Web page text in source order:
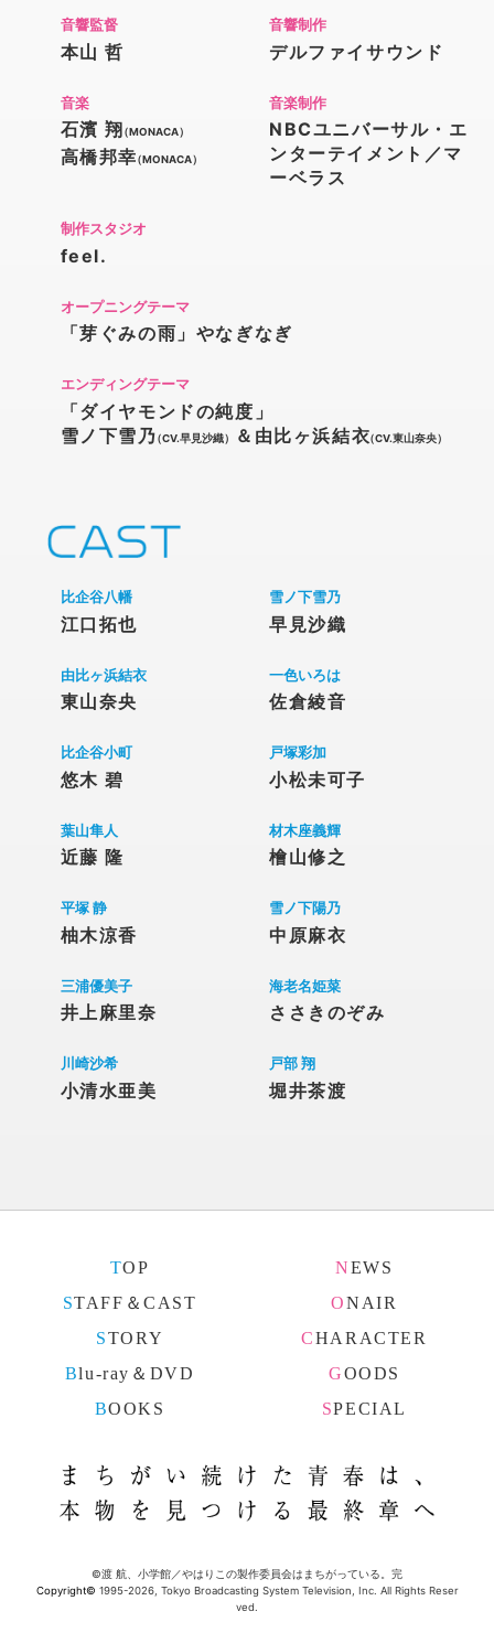
音響監督
本山 哲
音響制作
デルファイサウンド
音楽
石濱 翔（MONACA）
高橋邦幸（MONACA）
音楽制作
NBCユニバーサル・エ
ンターテイメント／マ
ーベラス
制作スタジオ
feel.
オープニングテーマ
「芽ぐみの雨」やなぎなぎ
エンディングテーマ
「ダイヤモンドの純度」
雪ノ下雪乃（CV.早見沙織） ＆由比ヶ浜結衣（CV.東山奈央）
比企谷八幡
江口拓也
雪ノ下雪乃
早見沙織
由比ヶ浜結衣
東山奈央
一色いろは
佐倉綾音
比企谷小町
悠木 碧
戸塚彩加
小松未可子
葉山隼人
近藤 隆
材木座義輝
檜山修之
平塚 静
柚木涼香
雪ノ下陽乃
中原麻衣
三浦優美子
井上麻里奈
海老名姫菜
ささきのぞみ
川崎沙希
小清水亜美
戸部 翔
堀井茶渡
TOP
NEWS
STAFF＆CAST
ONAIR
STORY
CHARACTER
Blu-ray＆DVD
GOODS
BOOKS
SPECIAL
©渡 航、小学館／やはりこの製作委員会はまちがっている。完
Copyright© 1995-2026, Tokyo Broadcasting System Television, Inc. All Rights Reser
ved.